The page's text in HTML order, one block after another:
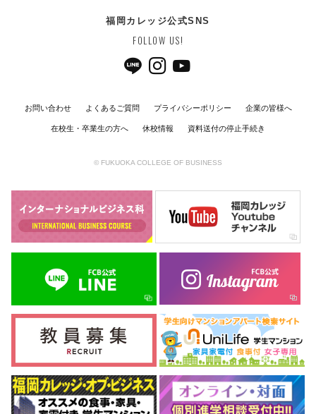
福岡カレッジ公式SNS
FOLLOW US!
お問い合わせ よくあるご質問 プライバシーポリシー 企業の皆様へ
在校生・卒業生の方へ 休校情報 資料送付の停止手続き
© FUKUOKA COLLEGE OF BUSINESS